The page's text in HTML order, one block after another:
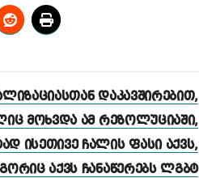
დაკავშირებით,
მოხვდა ამ რეზოლუციაში,
ისეთივე ჩალის ფასი აქვს,
აქვს ჩანაწერებს ლგბტ